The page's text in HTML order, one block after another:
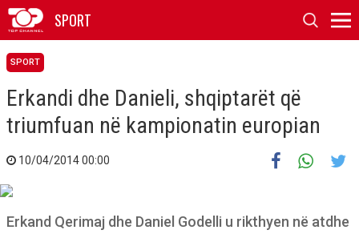
SPORT
SPORT
Erkandi dhe Danieli, shqiptarët që
triumfuan në kampionatin europian
10/04/2014 00:00
Erkand Qerimaj dhe Daniel Godelli u rikthyen në atdhe